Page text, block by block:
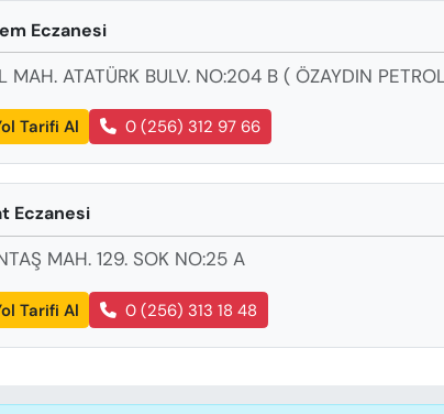
Eczanesi
MAH. ATATÜRK BULV. NO:204 B ( ÖZAYDIN
Tarifi Al 0 (256) 312 97 66
Eczanesi
MAH. 129. SOK NO:25 A
Tarifi Al 0 (256) 313 18 48